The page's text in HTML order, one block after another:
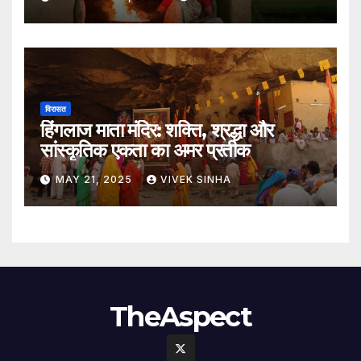
विरासत
हिंगलाज माता मंदिर: शक्ति, श्रद्धा और
सांस्कृतिक एकता का अमर प्रतीक
MAY 21, 2025 VIVEK SINHA
TheAspect